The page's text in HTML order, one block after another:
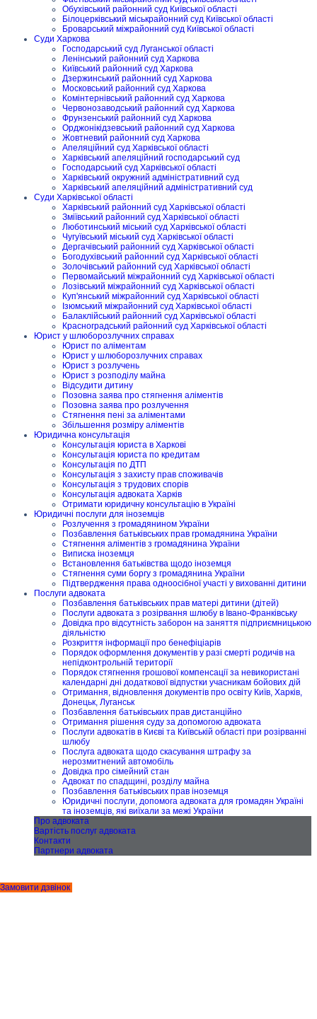
Замовити дзвінок
Обухівський районний суд Київської області
Білоцерківський міськрайонний суд Київської області
Броварський міжрайонний суд Київської області
Суди Харкова
Господарський суд Луганської області
Ленінський районний суд Харкова
Київський районний суд Харкова
Дзержинський районний суд Харкова
Московський районний суд Харкова
Комінтернівський районний суд Харкова
Червонозаводський районний суд Харкова
Фрунзенський районний суд Харкова
Орджонікідзевський районний суд Харкова
Жовтневий районний суд Харкова
Апеляційний суд Харківської області
Харківський апеляційний господарський суд
Господарський суд Харківської області
Харківський окружний адміністративний суд
Харківський апеляційний адміністративний суд
Суди Харківської області
Харківський районний суд Харківської області
Зміївський районний суд Харківської області
Люботинський міський суд Харківської області
Чугуївський міський суд Харківської області
Дергачівський районний суд Харківської області
Богодухівський районний суд Харківської області
Золочівський районний суд Харківської області
Первомайський міжрайонний суд Харківської області
Лозівський міжрайонний суд Харківської області
Куп'янський міжрайонний суд Харківської області
Ізюмський міжрайонний суд Харківської області
Балаклійський районний суд Харківської області
Красноградський районний суд Харківської області
Юрист у шлюборозлучних справах
Юрист по аліментам
Юрист у шлюборозлучних справах
Юрист з розлучень
Юрист з розподілу майна
Відсудити дитину
Позовна заява про стягнення аліментів
Позовна заява про розлучення
Стягнення пені за аліментами
Збільшення розміру аліментів
Юридична консультація
Консультація юриста в Харкові
Консультація юриста по кредитам
Консультація по ДТП
Консультація з захисту прав споживачів
Консультація з трудових спорів
Консультація адвоката Харків
Отримати юридичну консультацію в Україні
Юридичні послуги для іноземців
Розлучення з громадянином України
Позбавлення батьківських прав громадянина України
Стягнення аліментів з громадянина України
Виписка іноземця
Встановлення батьківства щодо іноземця
Стягнення суми боргу з громадянина України
Підтвердження права одноосібної участі у вихованні дитини
Послуги адвоката
Позбавлення батьківських прав матері дитини (дітей)
Послуги адвоката з розірвання шлюбу в Івано-Франківську
Довідка про відсутність заборон на заняття підприємницькою
діяльністю
Розкриття інформації про бенефіціарів
Порядок оформлення документів у разі смерті родичів на
непідконтрольній території
Порядок стягнення грошової компенсації за невикористані
календарні дні додаткової відпустки учасникам бойових дій
Отримання, відновлення документів про освіту Київ, Харків,
Донецьк, Луганськ
Позбавлення батьківських прав дистанційно
Отримання рішення суду за допомогою адвоката
Послуги адвокатів в Києві та Київській області при розірванні
шлюбу
Послуга адвоката щодо скасування штрафу за
нерозмитнений автомобіль
Довідка про сімейний стан
Адвокат по спадщині, розділу майна
Позбавлення батьківських прав іноземця
Юридичні послуги, допомога адвоката для громадян Україні
та іноземців, які виїхали за межі України
Про адвоката
Вартість послуг адвоката
Контакти
Партнери адвоката